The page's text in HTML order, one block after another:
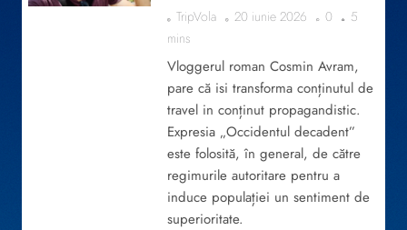
TripVola 20 iunie 2026 0
5
mins
Vloggerul roman Cosmin Avram,
pare că isi transforma conținutul de
travel in conținut propagandistic.
Expresia „Occidentul decadent”
este folosită, în general, de către
regimurile autoritare pentru a
induce populației un sentiment de
superioritate.